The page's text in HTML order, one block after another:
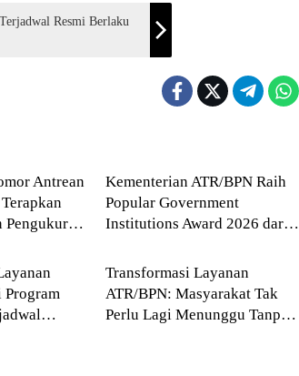
Resmi Berlaku
Antrean
Pengukuran
Kementerian ATR/BPN Raih
Popular Government
Institutions Award 2026 dari
Program
Transformasi Layanan
ATR/BPN: Masyarakat Tak
Perlu Lagi Menunggu Tanpa